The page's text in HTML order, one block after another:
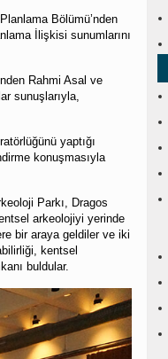
Bölümü’nden
İlişkisi sunumlarını
Rahmi Asal ve
sunuşlarıyla,
yaptığı
konuşmasıyla
Parkı, Dragos
arkeolojiyi yerinde
bir araya geldiler ve iki
kentsel
buldular.